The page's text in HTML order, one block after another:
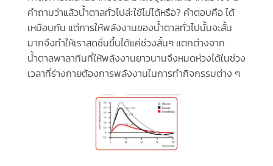
คำถามว่าแล้วน้ำตาลทั่วไปล่ะใช้ไม่ได้หรือ? คำตอบคือ ได้
เหมือนกัน แต่การให้พลังงานของน้ำตาลทั่วไปนั้นจะสั้น
มากจึงทำให้เราสดชื่นขึ้นได้แค่ช่วงสั้นๆ แตกต่างจาก
น้ำตาลพาลาทีนที่ให้พลังงานยาวนานจึงหมดห่วงได้ในช่วง
เวลาที่ร่างกายต้องการพลังงานในการทำกิจกรรมต่าง ๆ